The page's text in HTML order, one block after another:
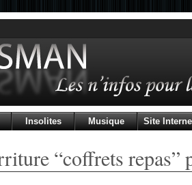
Insolites Musique Site
“coffrets repas”